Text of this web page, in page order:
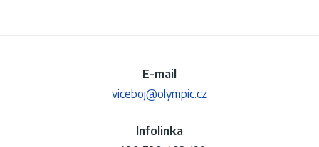
E-mail
viceboj@olympic.cz
Infolinka